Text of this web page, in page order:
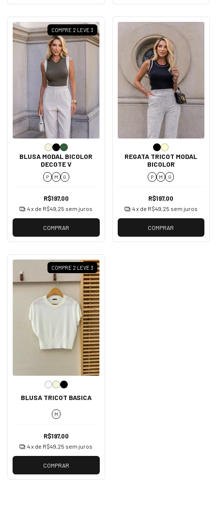
COMPRE 2 LEVE 3
BLUSA MODAL BICOLOR
DECOTE V
P M G
R$197,00
4x de R$49,25 sem juros
COMPRAR
REGATA TRICOT MODAL
BICOLOR
P M G
R$197,00
4x de R$49,25 sem juros
COMPRAR
COMPRE 2 LEVE 3
BLUSA TRICOT BASICA
M
R$197,00
4x de R$49,25 sem juros
COMPRAR